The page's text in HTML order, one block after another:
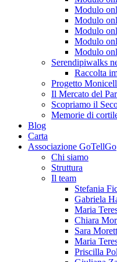
Modulo
Modulo
Modulo
Modulo
Modulo
Serendipiwalks
Raccolta
Progetto
Il Mercato del
Scopriamo il
Memorie di
Blog
Carta
Associazione GoTellGo
Chi siamo
Struttura
Il team
Stefania
Gabriela
Maria
Chiara
Sara
Maria
Priscilla